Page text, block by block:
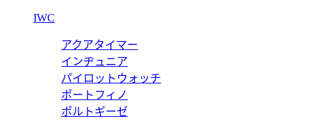
IWC
アクアタイマー
インヂュニア
パイロットウォッチ
ポートフィノ
ポルトギーゼ